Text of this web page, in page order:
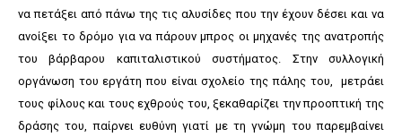
να πετάξει από πάνω της τις αλυσίδες που την έχουν δέσει και να
ανοίξει το δρόμο για να πάρουν μπρος οι μηχανές της ανατροπής
του βάρβαρου καπιταλιστικού συστήματος. Στην συλλογική
οργάνωση του εργάτη που είναι σχολείο της πάλης του, μετράει
τους φίλους και τους εχθρούς του, ξεκαθαρίζει την προοπτική της
δράσης του, παίρνει ευθύνη γιατί με τη γνώμη του παρεμβαίνει